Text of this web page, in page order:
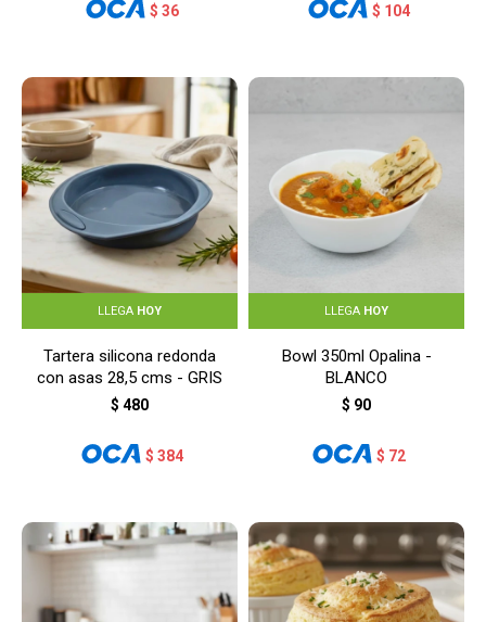
$ 36 $ 104
LLEGA HOY
Tartera silicona redonda
con asas 28,5 cms - GRIS
$ 480
$ 384
LLEGA HOY
Bowl 350ml Opalina -
BLANCO
$ 90
$ 72